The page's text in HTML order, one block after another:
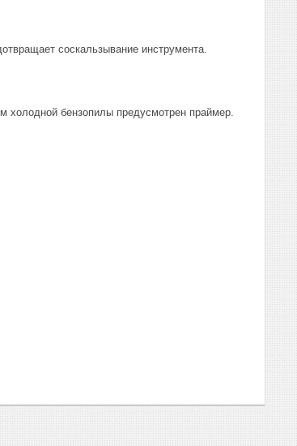
соскальзывание инструмента.
холодной бензопилы предусмотрен праймер.